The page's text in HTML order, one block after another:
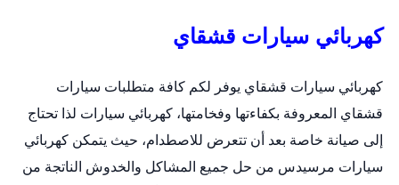
كهربائي سيارات قشقاي
كهربائي سيارات قشقاي يوفر لكم كافة متطلبات سيارات
قشقاي المعروفة بكفاءتها وفخامتها، كهربائي سيارات لذا تحتاج
إلى صيانة خاصة بعد أن تتعرض للاصطدام، حيث يتمكن كهربائي
سيارات مرسيدس من حل جميع المشاكل والخدوش الناتجة من